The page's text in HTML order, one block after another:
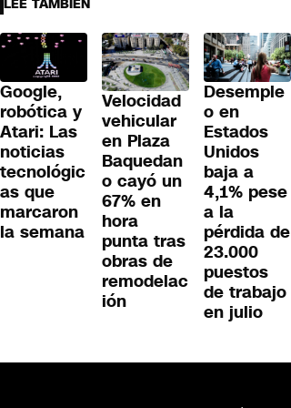
LEE TAMBIÉN
Google,
robótica y
Atari: Las
noticias
tecnológic
as que
marcaron
la semana
Velocidad
vehicular
en Plaza
Baquedan
o cayó un
67% en
hora
punta tras
obras de
remodelac
ión
Desemple
o en
Estados
Unidos
baja a
4,1% pese
a la
pérdida de
23.000
puestos
de trabajo
en julio